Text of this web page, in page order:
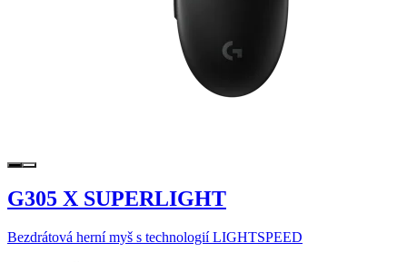
G305 X SUPERLIGHT
Bezdrátová herní myš s technologií LIGHTSPEED